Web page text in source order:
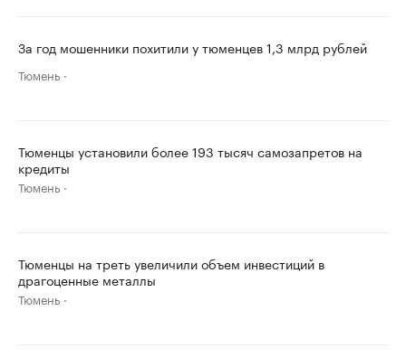
За год мошенники похитили у тюменцев 1,3 млрд рублей
Тюмень
Тюменцы установили более 193 тысяч самозапретов на
кредиты
Тюмень
Тюменцы на треть увеличили объем инвестиций в
драгоценные металлы
Тюмень